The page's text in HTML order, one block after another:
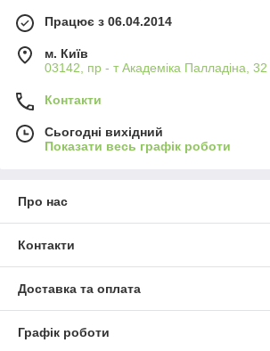
Працює з 06.04.2014
м. Київ
03142, пр - т Академіка Палладіна, 32
Контакти
Сьогодні вихідний
Показати весь графік роботи
Про нас
Контакти
Доставка та оплата
Графік роботи